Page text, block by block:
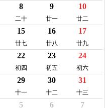
8
二十
9
廿一
10
廿二
15
廿七
16
廿八
17
廿九
22
初四
23
初五
24
初六
29
十一
30
十二
31
十三
5 6 7